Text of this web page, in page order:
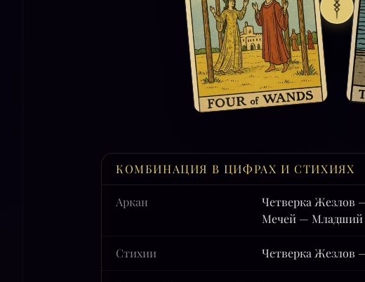
КОМБИНАЦИЯ В ЦИФРАХ И СТИХИЯХ
Аркан
Четверка Жезлов
Мечей — Младший
Стихии Четверка Жезлов